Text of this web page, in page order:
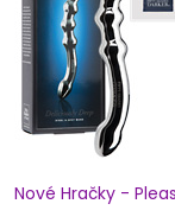
Nové Hračky -